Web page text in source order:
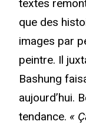
textes
que des
images par
peintre. Il
Bashung
aujourd’hui.
tendance. «